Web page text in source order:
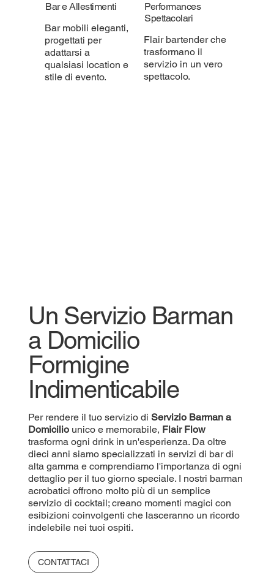
Bar e Allestimenti
Bar mobili eleganti,
progettati per
adattarsi a
qualsiasi location e
stile di evento.
Performances
Spettacolari
Flair bartender che
trasformano il
servizio in un vero
spettacolo.
Un Servizio Barman
a Domicilio
Formigine
Indimenticabile
Per rendere il tuo servizio di Servizio Barman a
Domicilio unico e memorabile, Flair Flow
trasforma ogni drink in un'esperienza. Da oltre
dieci anni siamo specializzati in servizi di bar di
alta gamma e comprendiamo l'importanza di ogni
dettaglio per il tuo giorno speciale. I nostri barman
acrobatici offrono molto più di un semplice
servizio di cocktail; creano momenti magici con
esibizioni coinvolgenti che lasceranno un ricordo
indelebile nei tuoi ospiti.
CONTATTACI